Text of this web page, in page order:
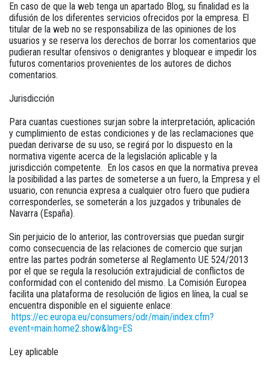
En caso de que la web tenga un apartado Blog, su finalidad es la
difusión de los diferentes servicios ofrecidos por la empresa. El
titular de la web no se responsabiliza de las opiniones de los
usuarios y se reserva los derechos de borrar los comentarios que
pudieran resultar ofensivos o denigrantes y bloquear e impedir los
futuros comentarios provenientes de los autores de dichos
comentarios.
Jurisdicción
Para cuantas cuestiones surjan sobre la interpretación, aplicación
y cumplimiento de estas condiciones y de las reclamaciones que
puedan derivarse de su uso, se regirá por lo dispuesto en la
normativa vigente acerca de la legislación aplicable y la
jurisdicción competente. En los casos en que la normativa prevea
la posibilidad a las partes de someterse a un fuero, la Empresa y el
usuario, con renuncia expresa a cualquier otro fuero que pudiera
corresponderles, se someterán a los juzgados y tribunales de
Navarra (España).
Sin perjuicio de lo anterior, las controversias que puedan surgir
como consecuencia de las relaciones de comercio que surjan
entre las partes podrán someterse al Reglamento UE 524/2013
por el que se regula la resolución extrajudicial de conflictos de
conformidad con el contenido del mismo. La Comisión Europea
facilita una plataforma de resolución de ligios en línea, la cual se
encuentra disponible en el siguiente enlace:
https://ec.europa.eu/consumers/odr/main/index.cfm?
event=main.home2.show&Ing=ES
Ley aplicable